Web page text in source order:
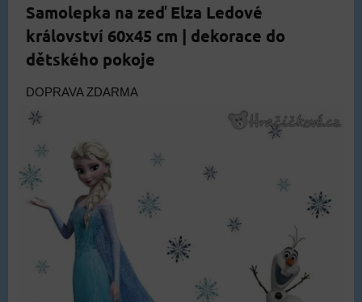
Samolepka na zeď Elza Ledové
království 60x45 cm | dekorace do
dětského pokoje
DOPRAVA ZDARMA